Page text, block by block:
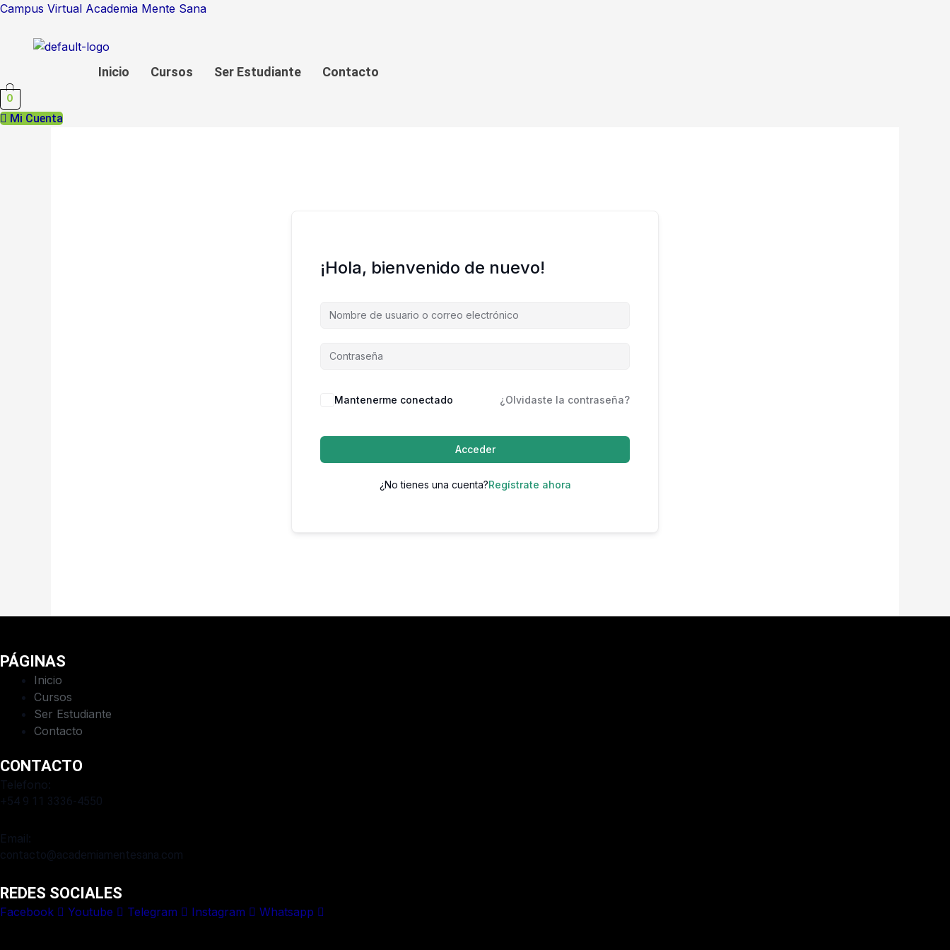
Ir
contenido
Campus Virtual Academia Mente Sana
Inicio Cursos Ser Estudiante Contacto
0
Mi Cuenta
¡Hola, bienvenido de nuevo!
Mantenerme conectado ¿Olvidaste la contraseña?
Acceder
¿No tienes una cuenta?Regístrate ahora
PÁGINAS
Inicio
Cursos
Ser Estudiante
Contacto
CONTACTO
Telefono:
+54 9 11 3336-4550​
Email:
contacto@academiamentesana.com​
REDES SOCIALES
Facebook Youtube Telegram Instagram Whatsapp